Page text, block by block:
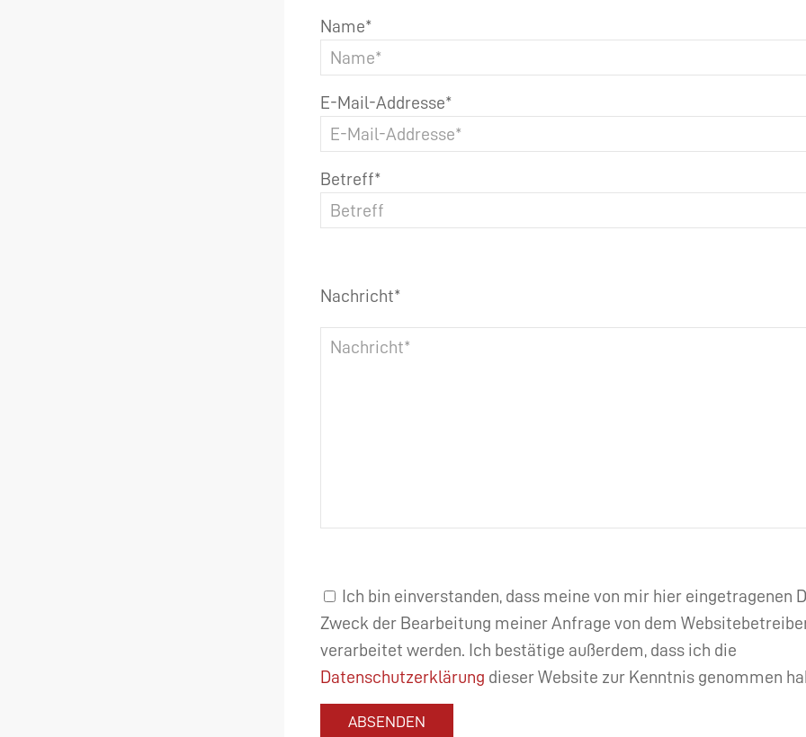
Name*
E-Mail-Addresse*
Betreff*
Nachricht*
Ich bin einverstanden, dass meine von mir hier eingetragenen
Zweck der Bearbeitung meiner Anfrage von dem
verarbeitet werden. Ich bestätige außerdem, dass ich die
Datenschutzerklärung dieser Website zur Kenntnis genommen
ABSENDEN